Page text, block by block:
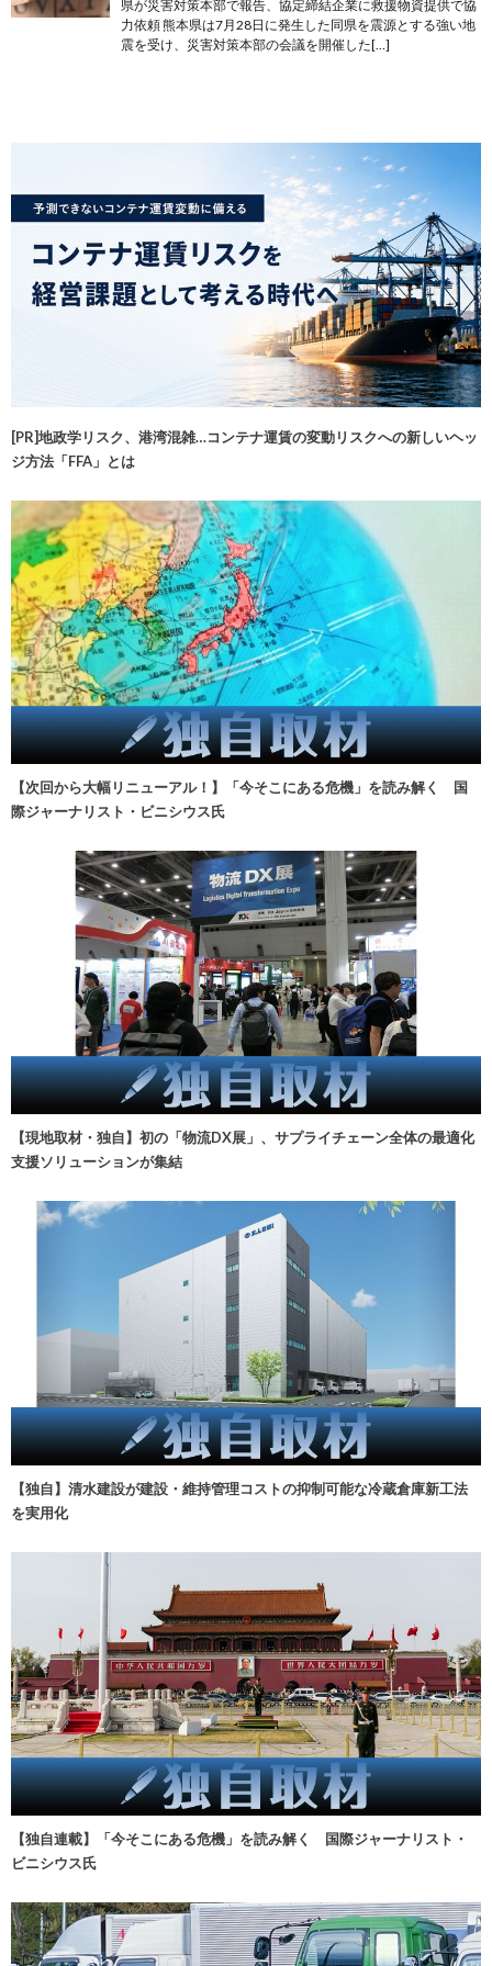
県が災害対策本部で報告、協定締結企業に救援物資提供で協
力依頼 熊本県は7月28日に発生した同県を震源とする強い地
震を受け、災害対策本部の会議を開催した[…]
[PR]地政学リスク、港湾混雑…コンテナ運賃の変動リスクへの新しいヘッ
ジ方法「FFA」とは
【次回から大幅リニューアル！】「今そこにある危機」を読み解く 国
際ジャーナリスト・ビニシウス氏
【現地取材・独自】初の「物流DX展」、サプライチェーン全体の最適化
支援ソリューションが集結
【独自】清水建設が建設・維持管理コストの抑制可能な冷蔵倉庫新工法
を実用化
【独自連載】「今そこにある危機」を読み解く 国際ジャーナリスト・
ビニシウス氏